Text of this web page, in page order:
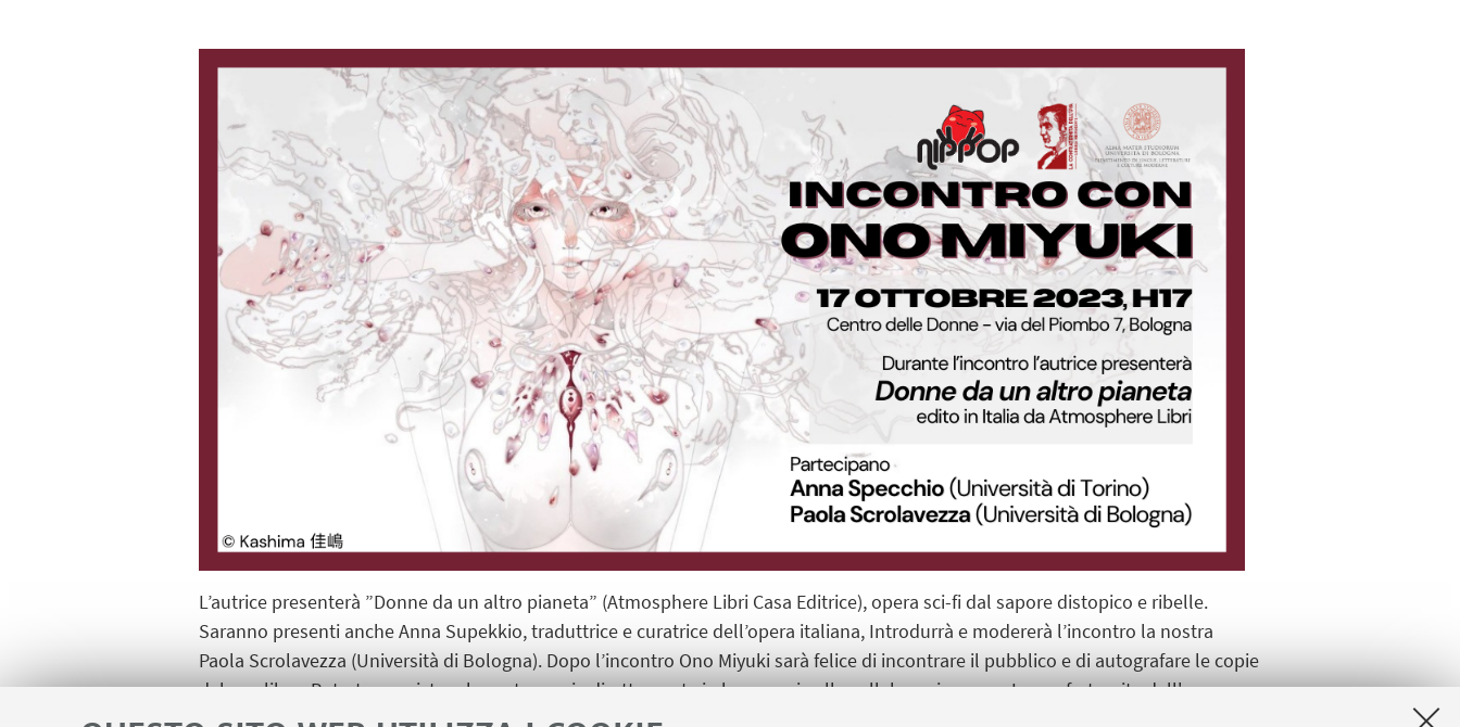
L’autrice presenterà ”Donne da un altro pianeta” (Atmosphere Libri Casa Editrice), opera sci-fi dal sapore distopico e ribelle.
Saranno presenti anche Anna Supekkio, traduttrice e curatrice dell’opera italiana, Introdurrà e modererà l’incontro la nostra
Paola Scrolavezza (Università di Bologna). Dopo l’incontro Ono Miyuki sarà felice di incontrare il pubblico e di autografare le copie
del suo libro. Potrete acquistare la vostra copia direttamente in loco grazie alla collaborazione con La confraternita dell'uva -
Libreria indipendente e Atmosphere Libri.
L’evento sarà trasmesso anche in streaming sulla nostra pagina Facebook e sul nostro